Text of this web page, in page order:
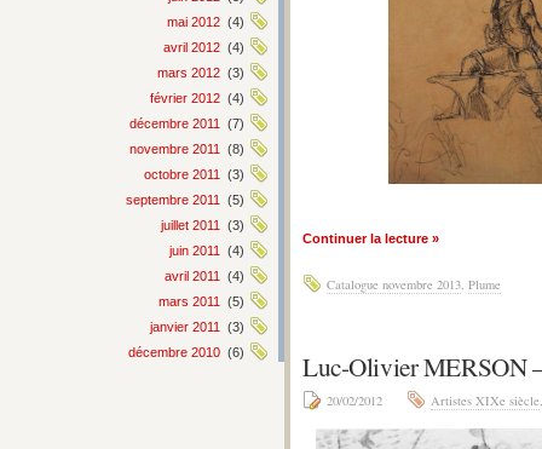
mai 2012 (4)
avril 2012 (4)
mars 2012 (3)
février 2012 (4)
décembre 2011
(7)
novembre 2011
(8)
octobre 2011
(3)
septembre 2011
(5)
juillet 2011
(3)
juin 2011
(4)
avril 2011
(4)
mars 2011
(5)
janvier 2011
(3)
décembre 2010 (6)
Continuer la lecture »
Catalogue novembre 2013, Plume
Luc-Olivier MERSON
20/02/2012 Artistes XIXe siècle